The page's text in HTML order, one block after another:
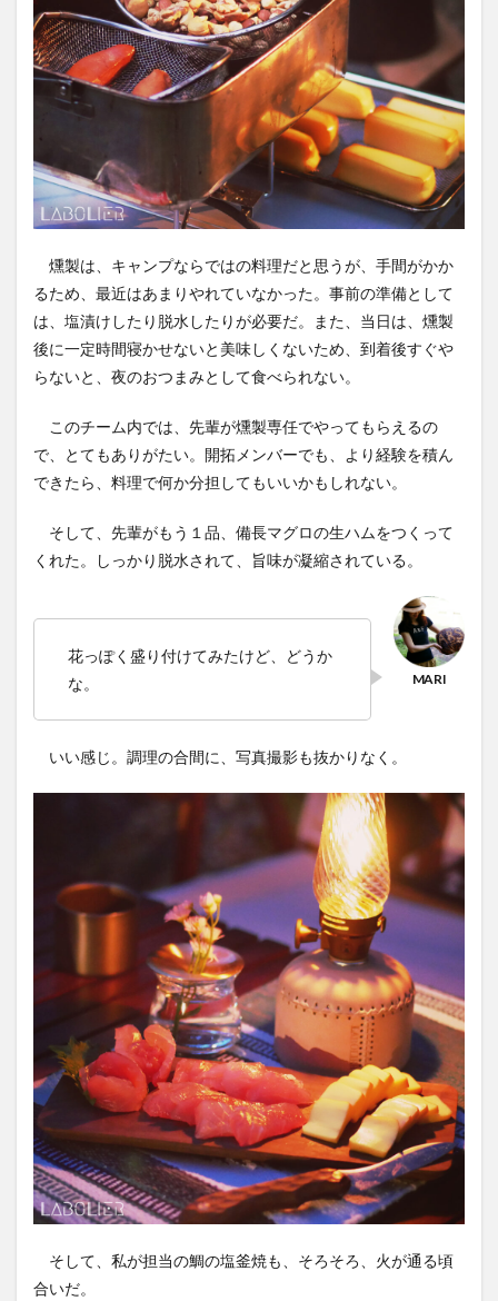
歓談
タイ
ム
4
キャ
＆星
空撮
影
早朝
のま
った
りタ
イム
収
6
撮影
の結
燻製は、キャンプならではの料理だと思うが、手間がかか
るため、最近はあまりやれていなかった。事前の準備として
は、塩漬けしたり脱水したりが必要だ。また、当日は、燻製
後に一定時間寝かせないと美味しくないため、到着後すぐや
らないと、夜のおつまみとして食べられない。
このチーム内では、先輩が燻製専任でやってもらえるの
で、とてもありがたい。開拓メンバーでも、より経験を積ん
できたら、料理で何か分担してもいいかもしれない。
そして、先輩がもう１品、備長マグロの生ハムをつくって
くれた。しっかり脱水されて、旨味が凝縮されている。
花っぽく盛り付けてみたけど、どうか
な。
いい感じ。調理の合間に、写真撮影も抜かりなく。
そして、私が担当の鯛の塩釜焼も、そろそろ、火が通る頃
合いだ。